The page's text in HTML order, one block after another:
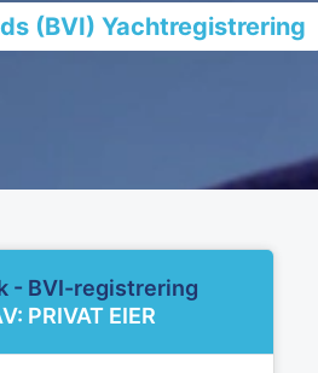
(BVI) Yachtregistrering
- BVI-registrering
PRIVAT EIER